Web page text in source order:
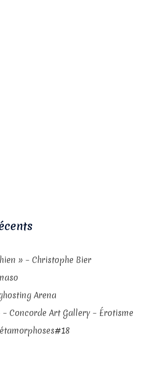
» – Christophe Bier
Arena
– Concorde Art Gallery – Érotisme